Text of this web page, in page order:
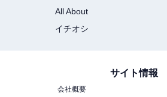
All About
イチオシ
サイト情報
会社概要